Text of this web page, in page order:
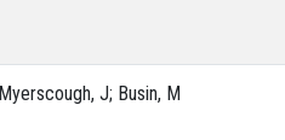
J; Busin, M